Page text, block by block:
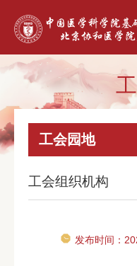
工会园地
工会组织机构
发布时间：